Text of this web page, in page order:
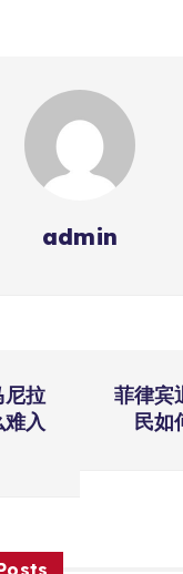
admin
尼拉
入
菲律宾
民如